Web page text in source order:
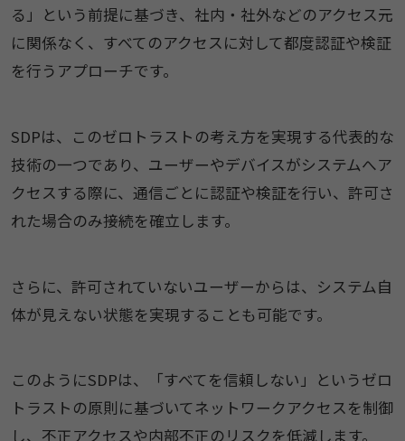
る」という前提に基づき、社内・社外などのアクセス元
に関係なく、すべてのアクセスに対して都度認証や検証
を行うアプローチです。
SDPは、このゼロトラストの考え方を実現する代表的な
技術の一つであり、ユーザーやデバイスがシステムへア
クセスする際に、通信ごとに認証や検証を行い、許可さ
れた場合のみ接続を確立します。
さらに、許可されていないユーザーからは、システム自
体が見えない状態を実現することも可能です。
このようにSDPは、「すべてを信頼しない」というゼロ
トラストの原則に基づいてネットワークアクセスを制御
し、不正アクセスや内部不正のリスクを低減します。